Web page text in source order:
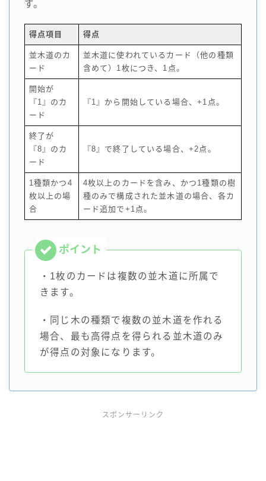
す。
得点項目 得点
並木道のカ
ード
並木道に使われているカード（他の種類
含めて）1枚につき、1点。
開始が
『1』のカ
ード
『1』から開始している場合、+1点。
終了が
『8』のカ
ード
『8』で終了している場合、+2点。
1種類かつ4
枚以上の場
合
4枚以上のカードを含み、かつ1種類の樹
種のみで構成された並木道の場合、各カ
ード追加で+1点。
・1枚のカードは複数の並木道に所属で
きます。
・同じ木の種類で複数の並木道を作れる
場合、最も高得点を得られる並木道のみ
が得点の対象になります。
スポンサーリンク